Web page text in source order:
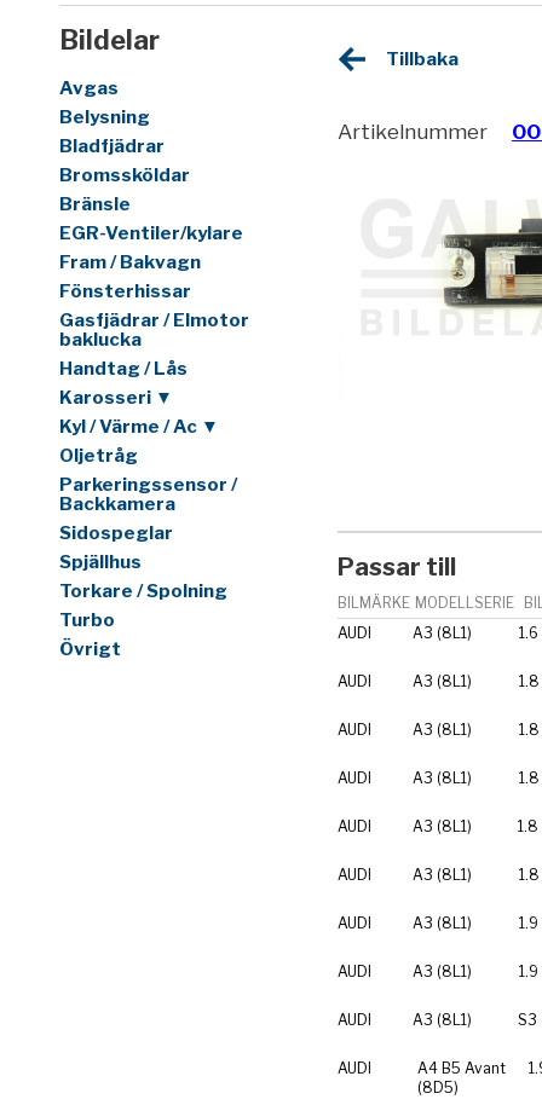
Bildelar
Avgas
Belysning
Bladfjädrar
Bromssköldar
Bränsle
EGR-Ventiler/kylare
Fram / Bakvagn
Fönsterhissar
Gasfjädrar / Elmotor
baklucka
Handtag / Lås
Karosseri ▼
Kyl / Värme / Ac ▼
Oljetråg
Parkeringssensor /
Backkamera
Sidospeglar
Spjällhus
Torkare / Spolning
Turbo
Övrigt
Tillbaka
Artikelnummer
Passar till
BILMÄRKE MODELLSERIE
AUDI
A3 (8L1) 1.6
AUDI A3 (8L1) 1.8
AUDI A3 (8L1) 1.8
AUDI A3 (8L1) 1.8
AUDI A3 (8L1)
AUDI A3 (8L1)
AUDI A3 (8L1) 1.9
AUDI A3 (8L1) 1.9
AUDI A3 (8L1) S3
AUDI
A4 B5 Avant
(8D5)